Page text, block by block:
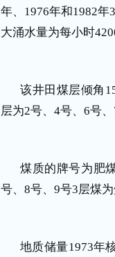
年、1976年和1982
大涌水量为每小时
该井田煤层倾角
层为2号、4号、6号
煤质的牌号为肥
号、8号、9号3层煤
地质储量1973年